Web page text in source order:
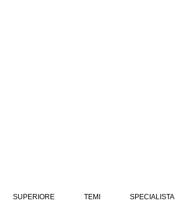
SUPERIORE TEMI SPECIALISTA